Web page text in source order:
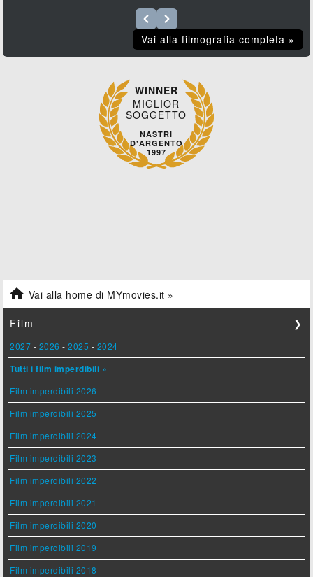
Vai alla filmografia completa »
WINNER
MIGLIOR
SOGGETTO
NASTRI
D'ARGENTO
1997
 Vai alla home di MYmovies.it »
Film ❯
2027 - 2026 -2025 - 2024
Tutti i film imperdibili »
Film imperdibili 2026
Film imperdibili 2025
Film imperdibili 2024
Film imperdibili 2023
Film imperdibili 2022
Film imperdibili 2021
Film imperdibili 2020
Film imperdibili 2019
Film imperdibili 2018